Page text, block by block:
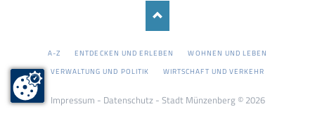
NAVIGATION
A-Z ENTDECKEN UND ERLEBEN
WOHNEN UND LEBEN
VERWALTUNG UND POLITIK
WIRTSCHAFT UND VERKEHR
Impressum - Datenschutz- Stadt Münzenberg © 2026